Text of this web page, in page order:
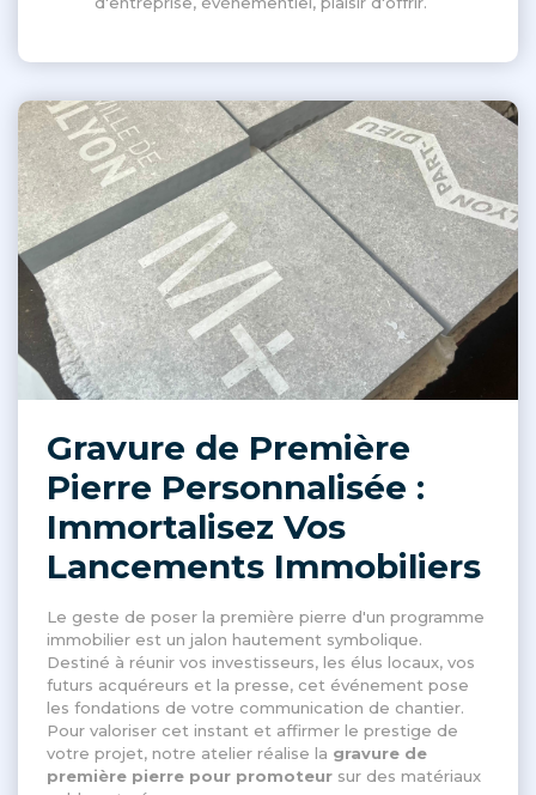
Gravure de Première
Pierre Personnalisée :
Immortalisez Vos
Lancements Immobiliers
Le geste de poser la première pierre d'un programme
immobilier est un jalon hautement symbolique.
Destiné à réunir vos investisseurs, les élus locaux, vos
futurs acquéreurs et la presse, cet événement pose
les fondations de votre communication de chantier.
Pour valoriser cet instant et affirmer le prestige de
votre projet, notre atelier réalise la gravure de
première pierre pour promoteur sur des matériaux